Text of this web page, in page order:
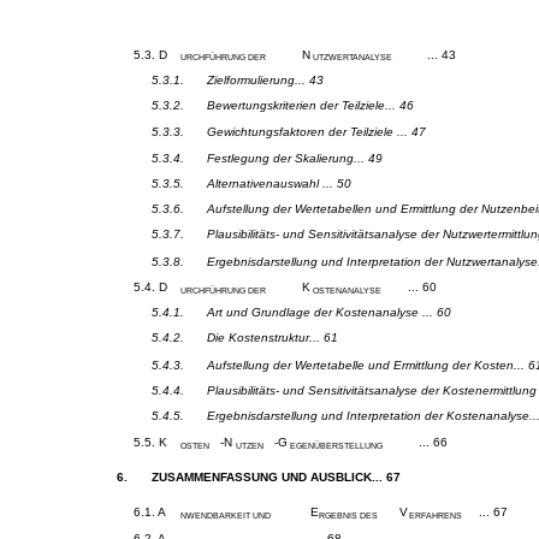
5.3. D URCHFÜHRUNG DER N UTZWERTANALYSE
... 43
5.3.1.
Zielformulierung... 43
5.3.2.
Bewertungskriterien der Teilziele... 46
5.3.3.
Gewichtungsfaktoren der Teilziele ... 47
5.3.4.
Festlegung der Skalierung... 49
5.3.5.
Alternativenauswahl ... 50
5.3.6.
Aufstellung der Wertetabellen und Ermittlung der
5.3.7.
Plausibilitäts- und Sensitivitätsanalyse der
5.3.8.
Ergebnisdarstellung und Interpretation der
5.4. D
URCHFÜHRUNG DER K OSTENANALYSE
... 60
5.4.1.
Art und Grundlage der Kostenanalyse ... 60
5.4.2.
Die Kostenstruktur... 61
5.4.3.
Aufstellung der Wertetabelle und Ermittlung der Kosten...
5.4.4.
Plausibilitäts- und Sensitivitätsanalyse der
5.4.5.
Ergebnisdarstellung und Interpretation der
5.5. K OSTEN -N UTZEN -G EGENÜBERSTELLUNG ... 66
6. ZUSAMMENFASSUNG UND AUSBLICK... 67
6.1. A NWENDBARKEIT UND ERGEBNIS DES VERFAHRENS ... 67